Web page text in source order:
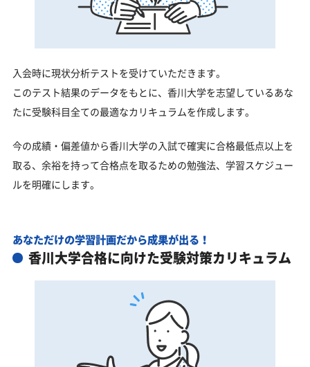
入会時に現状分析テストを受けていただきます。
このテスト結果のデータをもとに、香川大学を志望しているあな
たに受験科目全ての最適なカリキュラムを作成します。
今の成績・偏差値から香川大学の入試で確実に合格最低点以上を
取る、余裕を持って合格点を取るための勉強法、学習スケジュー
ルを明確にします。
あなただけの学習計画だから成果が出る！
香川大学合格に向けた受験対策カリキュラム